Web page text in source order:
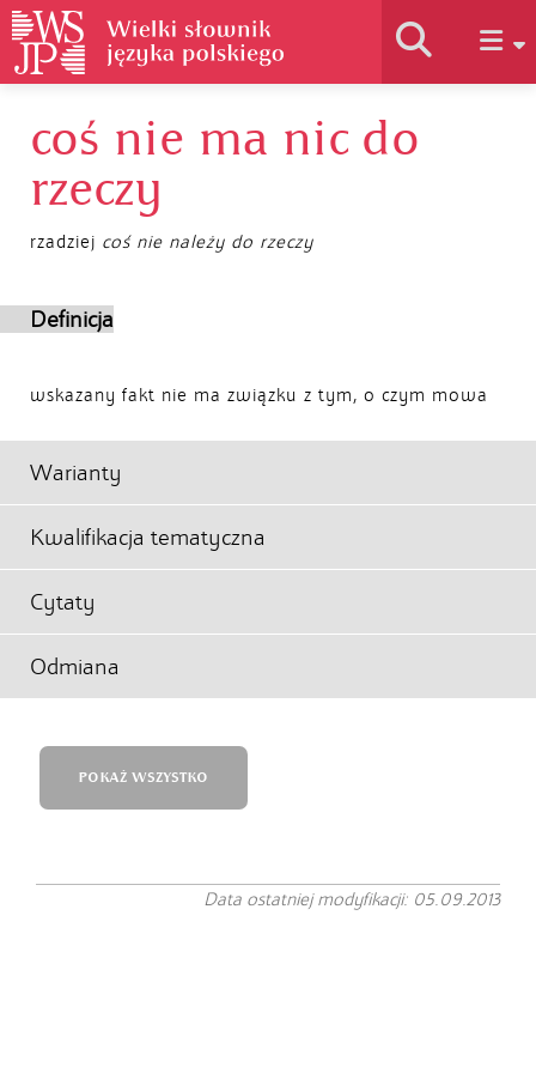
Historia słownika
coś nie ma nic do
rzeczy
rzadziej coś nie należy do rzeczy
Definicja
wskazany fakt nie ma związku z tym, o czym mowa
Warianty
Kwalifikacja tematyczna
Cytaty
Odmiana
POKAŻ WSZYSTKO
Data ostatniej modyfikacji: 05.09.2013